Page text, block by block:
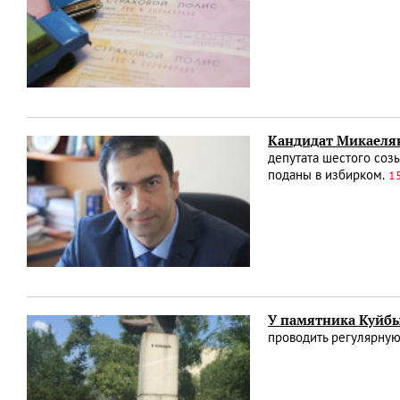
Кандидат
депутата шестого
поданы в избирком.
У памятника
проводить